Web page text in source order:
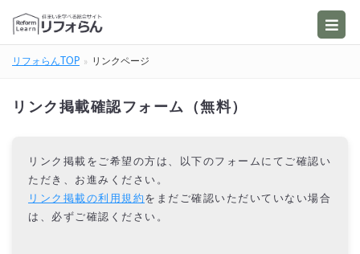
リフォらんTOP リンクページ
リンク掲載確認フォーム（無料）
リンク掲載をご希望の方は、以下のフォームにてご確認い
ただき、お進みください。
リンク掲載の利用規約 をまだご確認いただいていない場合
は、必ずご確認ください。